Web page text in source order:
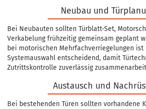
Neubau und
Bei Neubauten sollten Türblatt-Set,
Verkabelung frühzeitig gemeinsam geplant
bei motorischen Mehrfachverriegelungen
Systemauswahl entscheidend, damit
Zutrittskontrolle zuverlässig
Austausch und
Bei bestehenden Türen sollten vorhandene